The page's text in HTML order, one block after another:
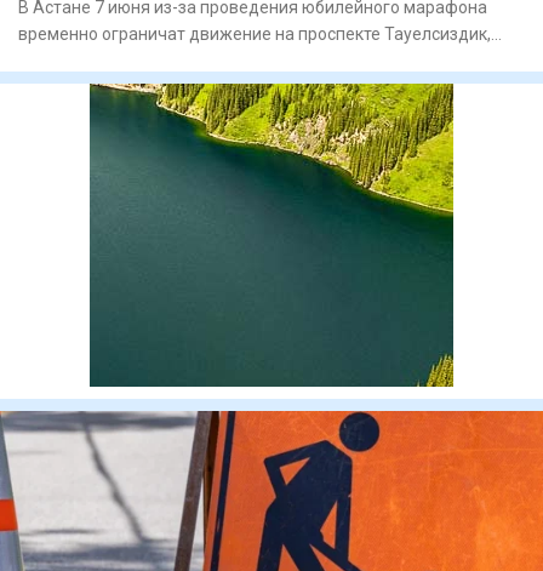
В Астане 7 июня из-за проведения юбилейного марафона
временно ограничат движение на проспекте Тауелсиздик,